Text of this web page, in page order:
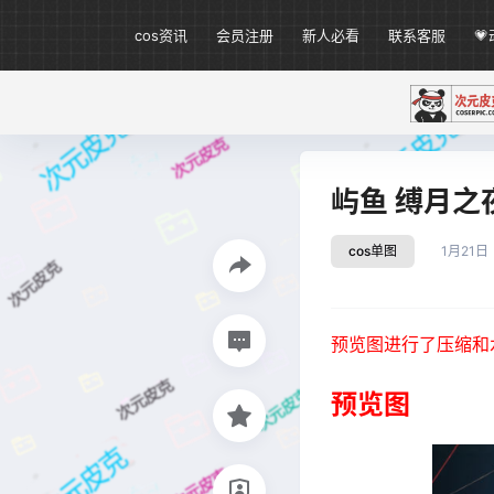
cos资讯 会员注册 新人必看 联系客服 💗
屿鱼 缚月
cos单图 1月21日
预览图进行了压缩
预览图